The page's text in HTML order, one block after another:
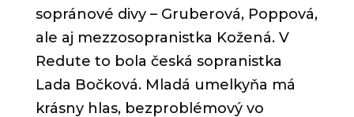
sopránové divy – Gruberová, Poppová,
ale aj mezzosopranistka Kožená. V
Redute to bola česká sopranistka
Lada Bočková. Mladá umelkyňa má
krásny hlas, bezproblémový vo